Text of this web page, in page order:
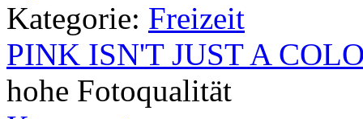
Kategorie: Freizeit
PINK ISN'T JUST A
hohe Fotoqualität